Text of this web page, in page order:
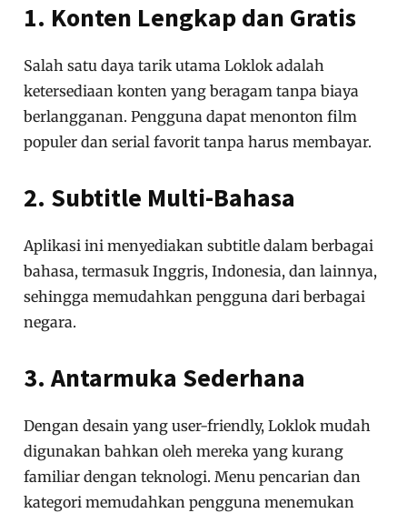
1. Konten Lengkap dan Gratis
Salah satu daya tarik utama Loklok adalah
ketersediaan konten yang beragam tanpa biaya
berlangganan. Pengguna dapat menonton film
populer dan serial favorit tanpa harus membayar.
2. Subtitle Multi-Bahasa
Aplikasi ini menyediakan subtitle dalam berbagai
bahasa, termasuk Inggris, Indonesia, dan lainnya,
sehingga memudahkan pengguna dari berbagai
negara.
3. Antarmuka Sederhana
Dengan desain yang user-friendly, Loklok mudah
digunakan bahkan oleh mereka yang kurang
familiar dengan teknologi. Menu pencarian dan
kategori memudahkan pengguna menemukan